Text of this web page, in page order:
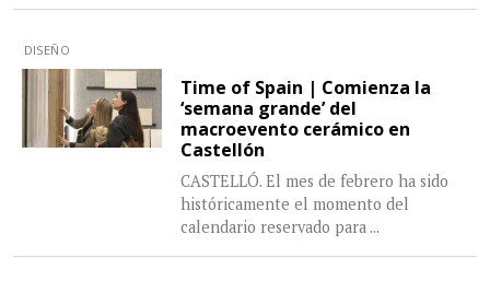
DISEÑO
Time of Spain | Comienza la
‘semana grande’ del
macroevento cerámico en
Castellón
CASTELLÓ. El mes de febrero ha sido
históricamente el momento del
calendario reservado para ...